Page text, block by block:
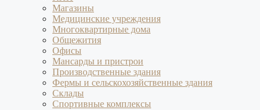
Магазины
Медицинские учреждения
Многоквартирные дома
Общежития
Офисы
Мансарды и пристрои
Производственные здания
Фермы и сельскохозяйственные здания
Склады
Спортивные комплексы